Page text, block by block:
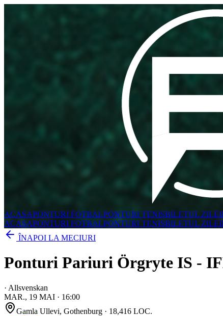
ACASAPONTURI FOTBALPONTURI TENISBILETUL ZILEI
ACASAPONTURI FOTBALPONTURI TENISBILETUL ZILEI
ÎNAPOI LA MECIURI
Ponturi Pariuri Örgryte IS -
· Allsvenskan
MAR., 19 MAI · 16:00
Gamla Ullevi, Gothenburg · 18,416 LOC.